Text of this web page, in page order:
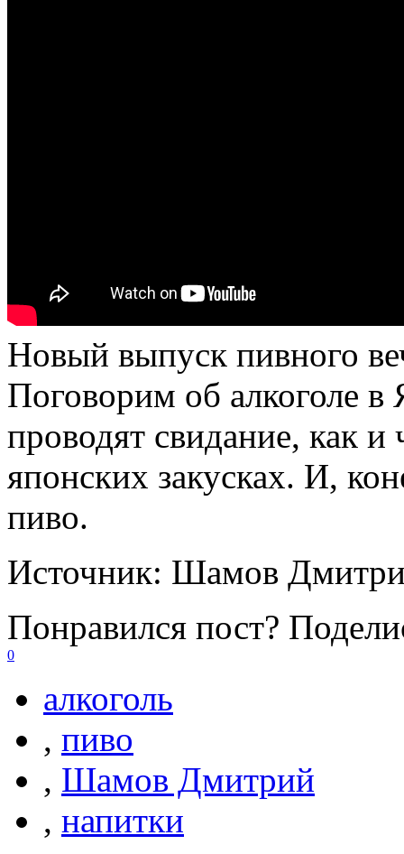
Новый выпуск пивного
Поговорим об алкоголе
проводят свидание, как и
японских закусках. И,
пиво.
Источник: Шамов
Понравился пост?
0
алкоголь
, пиво
, Шамов Дмитрий
, напитки